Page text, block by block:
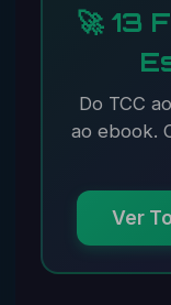
🚀 13
Do TCC
ao ebook.
Ver